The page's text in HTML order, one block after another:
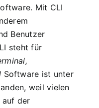
Mit CLI
Benutzer
steht für
Software ist unter
weil vielen
auf der